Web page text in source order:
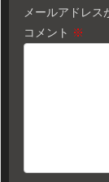
メールアドレス
コメント ※